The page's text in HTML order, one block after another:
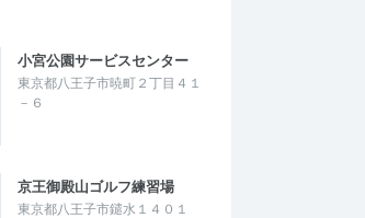
小宮公園サービスセンター
東京都八王子市暁町２丁目４１
－６
京王御殿山ゴルフ練習場
東京都八王子市鑓水１４０１